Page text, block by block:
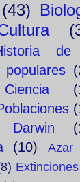
(43)
populares
Ciencia
Darwin
(10)
Azar
Extinciones